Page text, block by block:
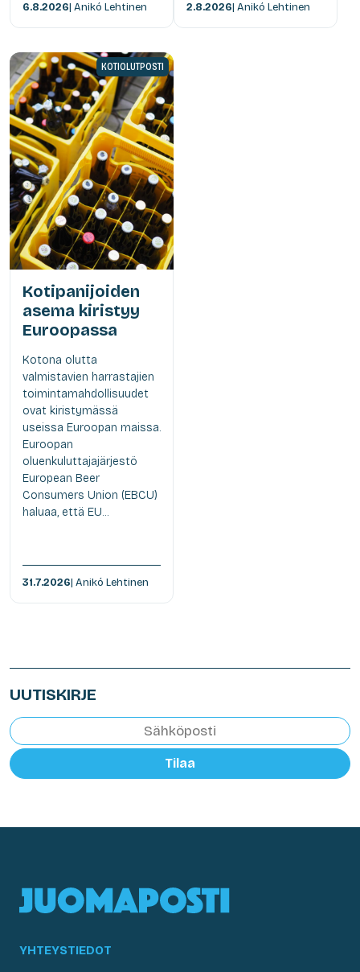
6.8.2026| Anikó Lehtinen 2.8.2026| Anikó Lehtinen
KOTIOLUTPOSTI
Kotipanijoiden
asema kiristyy
Euroopassa
Kotona olutta
valmistavien harrastajien
toimintamahdollisuudet
ovat kiristymässä
useissa Euroopan maissa.
Euroopan
oluenkuluttajajärjestö
European Beer
Consumers Union (EBCU)
haluaa, että EU...
31.7.2026| Anikó Lehtinen
UUTISKIRJE
Tilaa
YHTEYSTIEDOT